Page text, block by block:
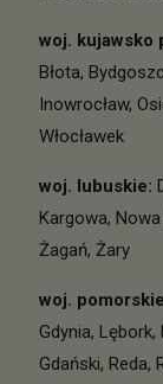
woj. kujawsko
Błota,
Inowrocław,
Włocławek
woj. lubuskie:
Kargowa,
Żagań, Żary
woj. pomorskie
Gdynia, Lębork,
Gdański, Reda,